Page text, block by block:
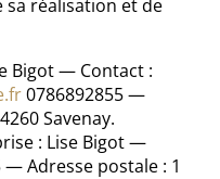
sa réalisation et de
Bigot — Contact :
0786892855 —
Savenay.
: Lise Bigot —
— Adresse postale : 1